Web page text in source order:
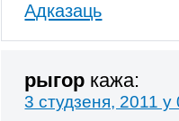
Адказаць
рыгор кажа:
3 студзеня, 2011 у